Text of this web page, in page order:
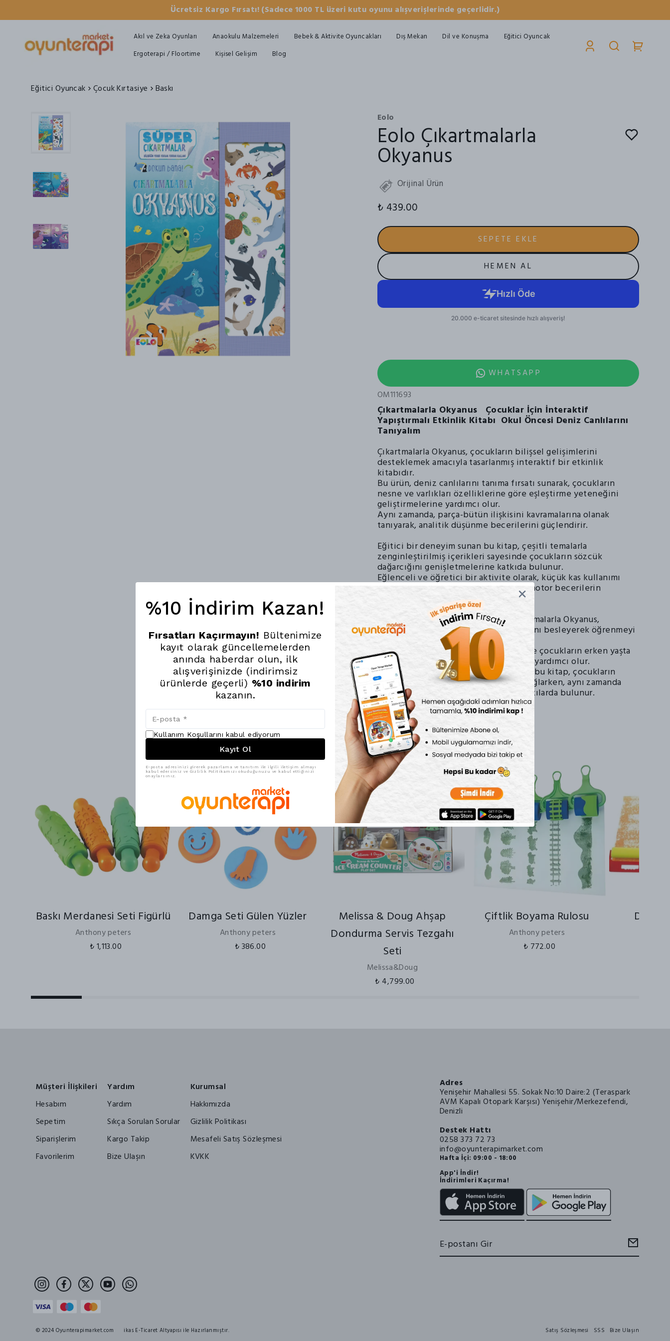
Ücretsiz Kargo Fırsatı! (Sadece 1000 TL üzeri kutu oyunu alışverişlerinde geçerlidir.)
Akıl ve Zeka Oyunları Anaokulu Malzemeleri Bebek & Aktivite Oyuncakları Dış Mekan Dil ve Konuşma
Eğitici Oyuncak
Ergoterapi / Floortime
Kişisel Gelişim Blog
Eğitici Oyuncak Çocuk Kırtasiye Baskı
Eolo
Eolo Çıkartmalarla
Okyanus
Orijinal Ürün
₺ 439.00
SEPETE EKLE
HEMEN AL
WHATSAPP
OM111693
Çıkartmalarla Okyanus Çocuklar İçin İnteraktif
Yapıştırmalı Etkinlik Kitabı Okul Öncesi Deniz Canlılarını
Tanıyalım
Çıkartmalarla Okyanus, çocukların bilişsel gelişimlerini
desteklemek amacıyla tasarlanmış interaktif bir etkinlik
kitabıdır.
Bu ürün, deniz canlılarını tanıma fırsatı sunarak, çocukların
nesne ve varlıkları özelliklerine göre eşleştirme yeteneğini
geliştirmelerine yardımcı olur.
Aynı zamanda, parça-bütün ilişkisini kavramalarına olanak
tanıyarak, analitik düşünme becerilerini güçlendirir.
Eğitici bir deneyim sunan bu kitap, çeşitli temalarla
zenginleştirilmiş içerikleri sayesinde çocukların sözcük
dağarcığını genişletmelerine katkıda bulunur.
Eğlenceli ve öğretici bir aktivite olarak, küçük kas kullanımı
gerektiren hareketleri teşvik ederek motor becerilerin
gelişimine de destek sağlar.
Eolo markası tarafından üretilen Çıkartmalarla Okyanus,
çocukların hayal gücünü ve yaratıcılığını besleyerek öğrenmeyi
keyifli hale getirir.
Bu özellikleri ile, okul öncesi dönemde çocukların erken yaşta
öğrenme becerilerini geliştirmelerine yardımcı olur.
Eğitici oyuncak kategorisinde yer alan bu kitap, çocukların
eğlenceli bir şekilde öğrenmelerini sağlarken, aynı zamanda
onların gelişim süreçlerine önemli katkılarda bulunur.
Baskı Merdanesi Seti Figürlü
Anthony peters
₺ 1,113.00
Damga Seti Gülen Yüzler
Anthony peters
₺ 386.00
Melissa & Doug Ahşap
Dondurma Servis Tezgahı
Seti
Melissa&Doug
₺ 4,799.00
Çiftlik Boyama Rulosu
Anthony peters
₺ 772.00
Doku
Müşteri İlişkileri
Hesabım
Sepetim
Siparişlerim
Favorilerim
Yardım
Yardım
Sıkça Sorulan Sorular
Kargo Takip
Bize Ulaşın
Kurumsal
Hakkımızda
Gizlilik Politikası
Mesafeli Satış Sözleşmesi
KVKK
Adres
Yenişehir Mahallesi 55. Sokak No:10 Daire:2 (Teraspark
AVM Kapalı Otopark Karşısı) Yenişehir/Merkezefendi,
Denizli
Destek Hattı
0258 373 72 73
info@oyunterapimarket.com
Hafta İçi: 09:00 - 18:00
App'i İndir!
İndirimleri Kaçırma!
© 2024 Oyunterapimarket.com ikas E-Ticaret Altyapısı ile Hazırlanmıştır. Satış Sözleşmesi SSS Bize Ulaşın
%10 İndirim Kazan!
Fırsatları Kaçırmayın! Bültenimize
kayıt olarak güncellemelerden
anında haberdar olun, ilk
alışverişinizde (indirimsiz
ürünlerde geçerli) %10 indirim
kazanın.
Kullanım Koşullarını kabul ediyorum
Kayıt Ol
E-posta adresinizi girerek pazarlama ve tanıtım ile ilgili iletişim almayı
kabul edersiniz ve Gizlilik Politikamızı okuduğunuzu ve kabul ettiğinizi
onaylarsınız.